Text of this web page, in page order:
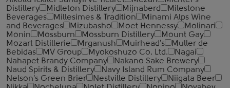
Distillery
Midleton Distillery Mijnaberd
Milestone
Beverages
Millesimes & Tradition
Minami Alps Wine
and Beverages
Mizubasho Moet Hennessy
Molinari
Monin
Mossburn Mossburn Distillery
Mount Gay
Mozart Distillerie
Mrganush Muirhead's
Muller de
Bebidas
MV Group Myokoshuzo Co. Ltd.
Nagai
Nahapet Brandy Company
Nakano Sake Brewery
Naud Spirits & Distillery
Navy Island Rum Company
Nelson's Green Brier
Nestville Distillery
Niigata Beer